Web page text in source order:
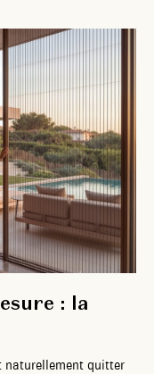
: la
naturellement quitter